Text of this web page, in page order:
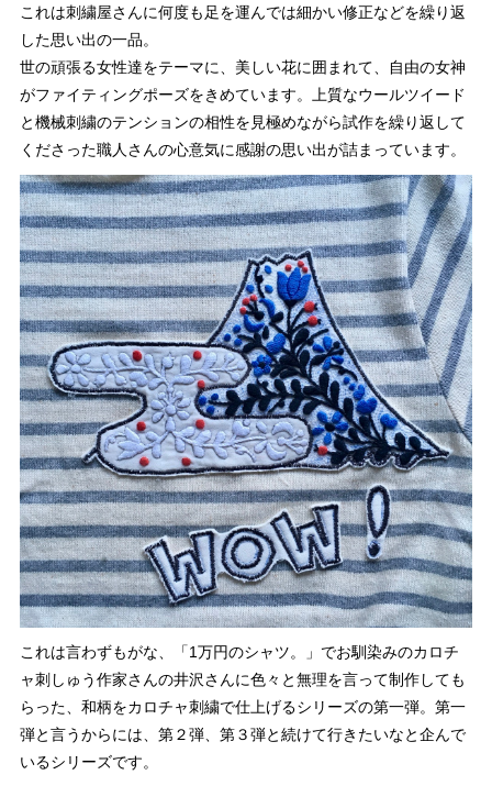
これは刺繍屋さんに何度も足を運んでは細かい修正などを繰り返
した思い出の一品。
世の頑張る女性達をテーマに、美しい花に囲まれて、自由の女神
がファイティングポーズをきめています。上質なウールツイード
と機械刺繍のテンションの相性を見極めながら試作を繰り返して
くださった職人さんの心意気に感謝の思い出が詰まっています。
これは言わずもがな、「1万円のシャツ。」でお馴染みのカロチ
ャ刺しゅう作家さんの井沢さんに色々と無理を言って制作しても
らった、和柄をカロチャ刺繍で仕上げるシリーズの第一弾。第一
弾と言うからには、第２弾、第３弾と続けて行きたいなと企んで
いるシリーズです。